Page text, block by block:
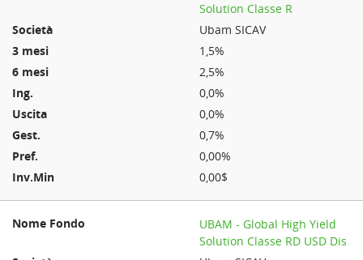
Solution Classe R
Ubam SICAV
1,5%
2,5%
0,0%
0,0%
0,7%
0,00%
0,00$
UBAM - Global High Yield
Solution Classe RD USD Dis